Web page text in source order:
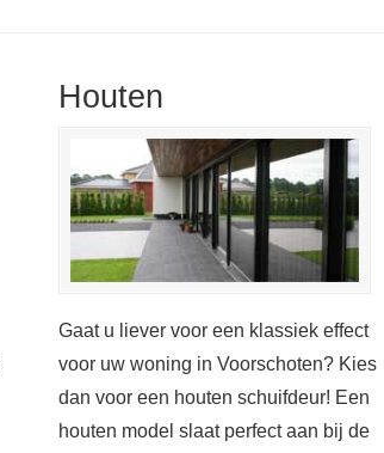
Houten
Gaat u liever voor een klassiek effect
voor uw woning in Voorschoten? Kies
dan voor een houten schuifdeur! Een
houten model slaat perfect aan bij de